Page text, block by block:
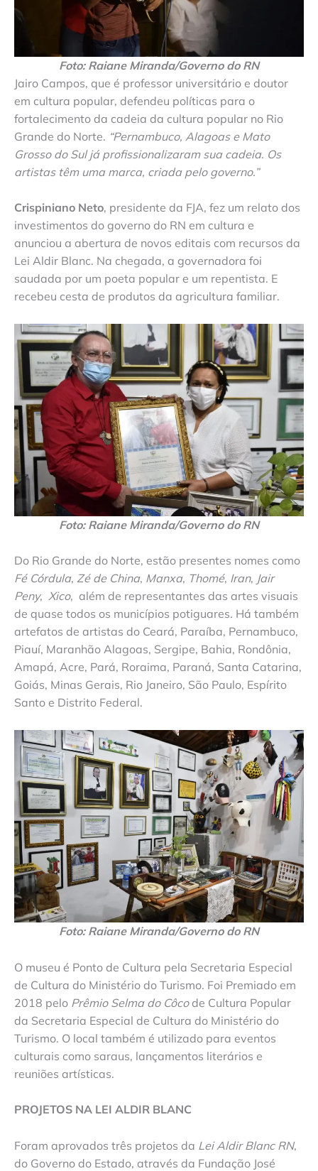
Foto: Raiane Miranda/Governo do RN
Jairo Campos, que é professor universitário e doutor
em cultura popular, defendeu políticas para o
fortalecimento da cadeia da cultura popular no Rio
Grande do Norte. “Pernambuco, Alagoas e Mato
Grosso do Sul já profissionalizaram sua cadeia. Os
artistas têm uma marca, criada pelo governo.”
Crispiniano Neto, presidente da FJA, fez um relato dos
investimentos do governo do RN em cultura e
anunciou a abertura de novos editais com recursos da
Lei Aldir Blanc. Na chegada, a governadora foi
saudada por um poeta popular e um repentista. E
recebeu cesta de produtos da agricultura familiar.
Foto: Raiane Miranda/Governo do RN
Do Rio Grande do Norte, estão presentes nomes como
Fé Córdula, Zé de China, Manxa, Thomé, Iran, Jair
Peny, Xico, além de representantes das artes visuais
de quase todos os municípios potiguares. Há também
artefatos de artistas do Ceará, Paraíba, Pernambuco,
Piauí, Maranhão Alagoas, Sergipe, Bahia, Rondônia,
Amapá, Acre, Pará, Roraima, Paraná, Santa Catarina,
Goiás, Minas Gerais, Rio Janeiro, São Paulo, Espírito
Santo e Distrito Federal.
Foto: Raiane Miranda/Governo do RN
O museu é Ponto de Cultura pela Secretaria Especial
de Cultura do Ministério do Turismo. Foi Premiado em
2018 pelo Prêmio Selma do Côcode Cultura Popular
da Secretaria Especial de Cultura do Ministério do
Turismo. O local também é utilizado para eventos
culturais como saraus, lançamentos literários e
reuniões artísticas.
PROJETOS NA LEI ALDIR BLANC
Foram aprovados três projetos da Lei Aldir Blanc RN,
do Governo do Estado, através da Fundação José